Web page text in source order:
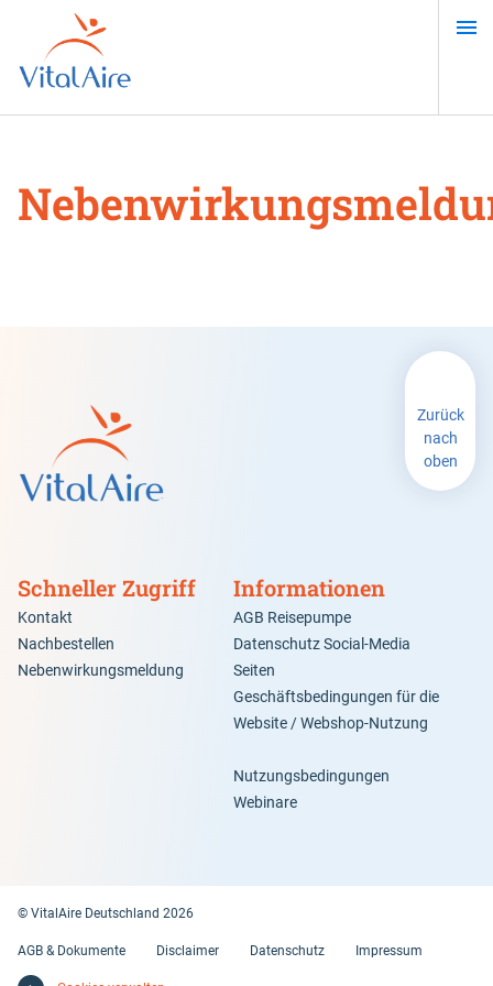
Inhalt
Schneller Zugriff
Kontakt
Nachbestellen
Nebenwirkungsmeldung
Informationen
AGB Reisepumpe
Datenschutz Social-Media
Seiten
Geschäftsbedingungen für die
Website / Webshop-Nutzung
Nutzungsbedingungen
Webinare
Zurück
nach
oben
© VitalAire Deutschland 2026
AGB & Dokumente Disclaimer Datenschutz Impressum